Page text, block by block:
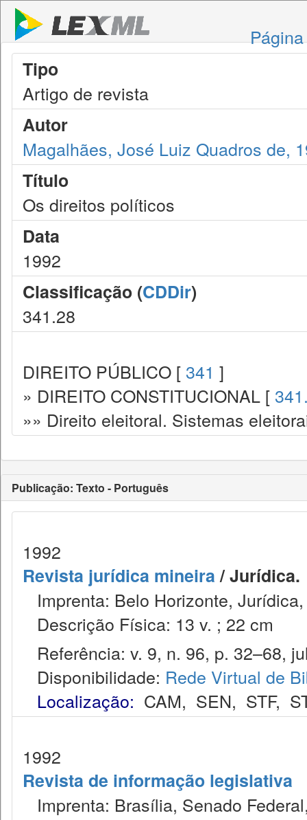
Tipo
Artigo de revista
Autor
Magalhães, José Luiz Quadros de,
Título
Os direitos políticos
Data
1992
Classificação (CDDir)
341.28
DIREITO PÚBLICO [ 341 ]
» DIREITO CONSTITUCIONAL [
»» Direito eleitoral. Sistemas
Publicação: Texto - Português
1992
Revista jurídica mineira/ Jurídica.
Imprenta: Belo Horizonte,
Descrição Física: 13 v. ; 22 cm
Referência: v. 9, n. 96, p. 32–68,
Disponibilidade: Rede Virtual de
Localização: CAM, SEN, STF,
1992
Revista de informação legislativa
Imprenta: Brasília, Senado